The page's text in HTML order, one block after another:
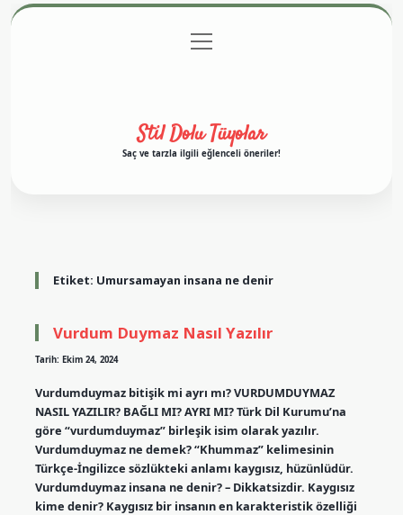
Gizlilik Politikası
menüyü
aç
Stil Dolu Tüyolar
Saç ve tarzla ilgili eğlenceli öneriler!
Etiket: Umursamayan insana ne denir
Vurdum Duymaz Nasıl Yazılır
Tarih: Ekim 24, 2024
Vurdumduymaz bitişik mi ayrı mı? VURDUMDUYMAZ
NASIL YAZILIR? BAĞLI MI? AYRI MI? Türk Dil Kurumu’na
göre “vurdumduymaz” birleşik isim olarak yazılır.
Vurdumduymaz ne demek? “Khummaz” kelimesinin
Türkçe-İngilizce sözlükteki anlamı kaygısız, hüzünlüdür.
Vurdumduymaz insana ne denir? – Dikkatsizdir. Kaygısız
kime denir? Kaygısız bir insanın en karakteristik özelliği